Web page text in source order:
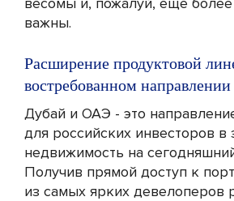
важны.
Расширение продуктовой
востребованном направлении
Дубай и ОАЭ - это
для российских инвесторов
недвижимость на
Получив прямой доступ к
из самых ярких девелоперов